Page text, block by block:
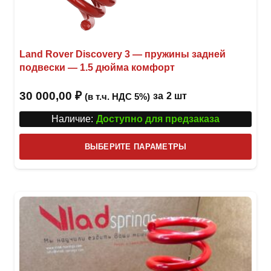
Land Rover Discovery 3 — пружины задней
подвески — 1.5 дюйма комфорт
30 000,00 ₽ (в т.ч. НДС 5%) за 2 шт
Наличие: Доступно для предзаказа
ВЫБЕРИТЕ ПАРАМЕТРЫ
товар